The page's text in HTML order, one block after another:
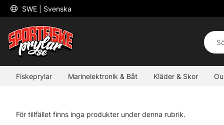
SWE | Svenska
Fiskeprylar Marinelektronik & Båt Kläder & Skor
För tillfället finns inga produkter under denna rubrik.